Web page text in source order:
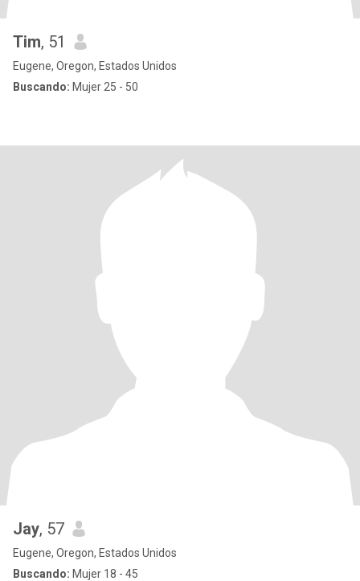
Tim, 51
Eugene, Oregon, Estados Unidos
Buscando: Mujer 25 - 50
Jay, 57
Eugene, Oregon, Estados Unidos
Buscando: Mujer 18 - 45